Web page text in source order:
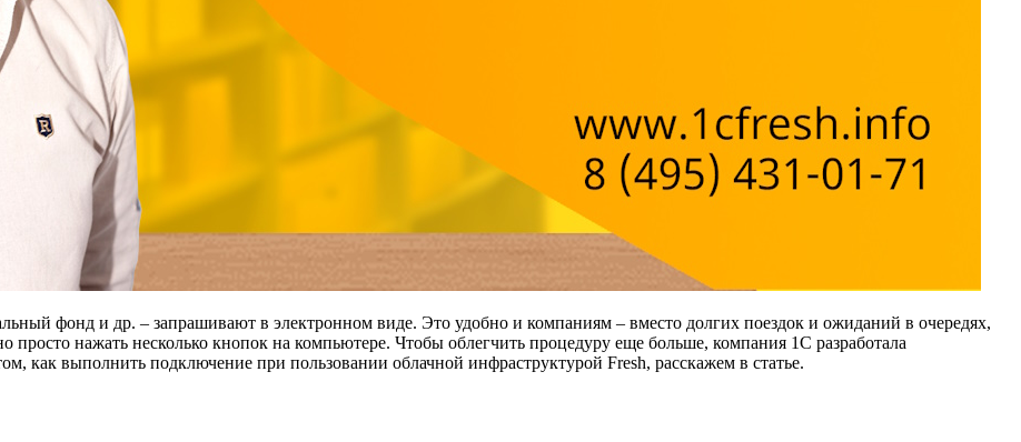
фонд и др. – запрашивают в электронном виде. Это удобно и компаниям – вместо долгих поездок и ожиданий в очередях,
просто нажать несколько кнопок на компьютере. Чтобы облегчить процедуру еще больше, компания 1C разработала
как выполнить подключение при пользовании облачной инфраструктурой Fresh, расскажем в статье.